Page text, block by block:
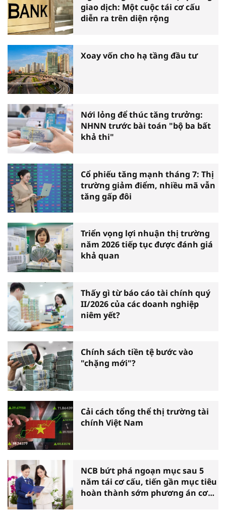
giao dịch: Một cuộc tái cơ cấu
diễn ra trên diện rộng
Xoay vốn cho hạ tầng đầu tư
Nới lỏng để thúc tăng trưởng:
NHNN trước bài toán "bộ ba bất
khả thi"
Cổ phiếu tăng mạnh tháng 7: Thị
trường giảm điểm, nhiều mã vẫn
tăng gấp đôi
Triển vọng lợi nhuận thị trường
năm 2026 tiếp tục được đánh giá
khả quan
Thấy gì từ báo cáo tài chính quý
II/2026 của các doanh nghiệp
niêm yết?
Chính sách tiền tệ bước vào
"chặng mới"?
Cải cách tổng thể thị trường tài
chính Việt Nam
NCB bứt phá ngoạn mục sau 5
năm tái cơ cấu, tiến gần mục tiêu
hoàn thành sớm phương án cơ